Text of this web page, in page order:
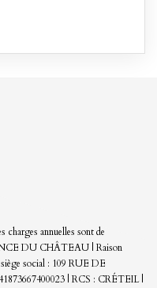
charges annuelles sont de
DU CHÂTEAU | Raison
social : 109 RUE DE
| RCS : CRÉTEIL |